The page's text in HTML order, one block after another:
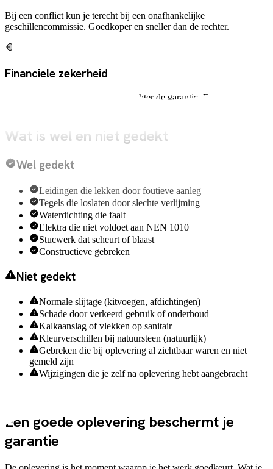
Bij een conflict kun je terecht bij een onafhankelijke
geschillencommissie. Goedkoper en sneller dan de rechter.
Financiele zekerheid
Er staat een financiele waarborg achter de garantie. Dat geeft
Wat is wel en niet gedekt
Wel gedekt
Leidingen die lekken door foutieve aanleg
Tegels die loslaten door slechte verlijming
Waterdichting die faalt
Elektra die niet voldoet aan NEN 1010
Stucwerk dat scheurt of blaast
Constructieve gebreken
Niet gedekt
Normale slijtage (kitvoegen, afdichtingen)
Schade door verkeerd gebruik of onderhoud
Kalkaanslag of vlekken op sanitair
Kleurverschillen bij natuursteen (natuurlijk)
Gebreken die bij oplevering al zichtbaar waren en niet
gemeld zijn
Wijzigingen die je zelf na oplevering hebt aangebracht
Een goede oplevering beschermt je
garantie